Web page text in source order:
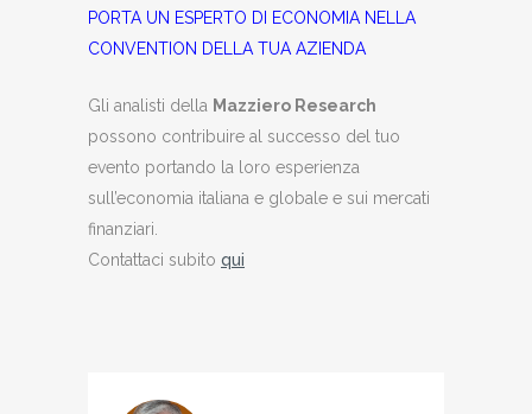
PORTA UN ESPERTO DI ECONOMIA NELLA
CONVENTION DELLA TUA AZIENDA
Gli analisti della Mazziero Research
possono contribuire al successo del tuo
evento portando la loro esperienza
sull’economia italiana e globale e sui mercati
finanziari.
Contattaci subito qui